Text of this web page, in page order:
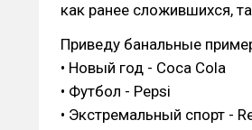
как ранее сложившихся,
Приведу банальные
• Новый год - Coca Cola
• Футбол - Pepsi
• Экстремальный спорт -